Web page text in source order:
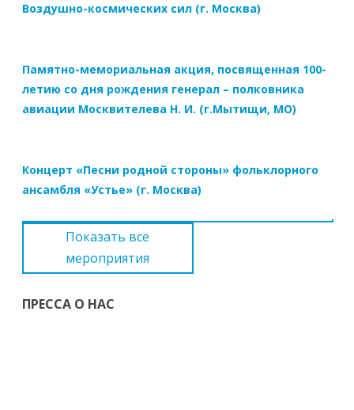
Воздушно-космических сил (г. Москва)
Памятно-мемориальная акция, посвященная 100-
летию со дня рождения генерал – полковника
авиации Москвителева Н. И. (г.Мытищи, МО)
Концерт «Песни родной стороны» фольклорного
ансамбля «Устье» (г. Москва)
Показать все
мероприятия
ПРЕССА О НАС